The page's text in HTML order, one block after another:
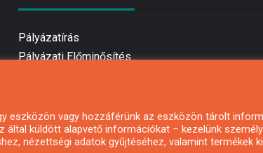
Pályázatírás
Pályázati Előminősítés
Mezőgazdasági pályázatírás
Pályázatírás magánszemélyeknek
eszközön vagy hozzáférünk az eszközön tárolt
küldött alapvető információkat – kezelünk
nézettségi adatok gyűjtéséhez, valamint termékek